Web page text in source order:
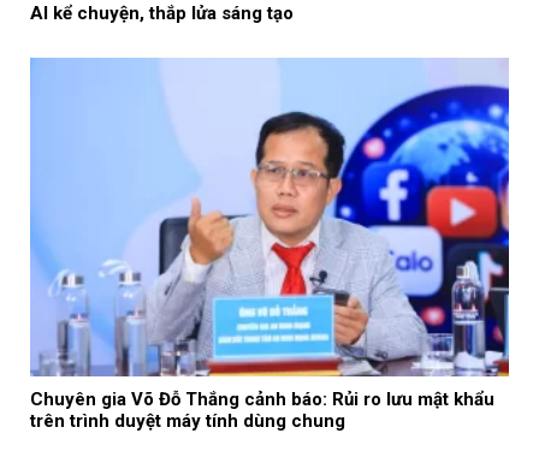
AI kể chuyện, thắp lửa sáng tạo
Chuyên gia Võ Đỗ Thắng cảnh báo: Rủi ro lưu mật khẩu
trên trình duyệt máy tính dùng chung